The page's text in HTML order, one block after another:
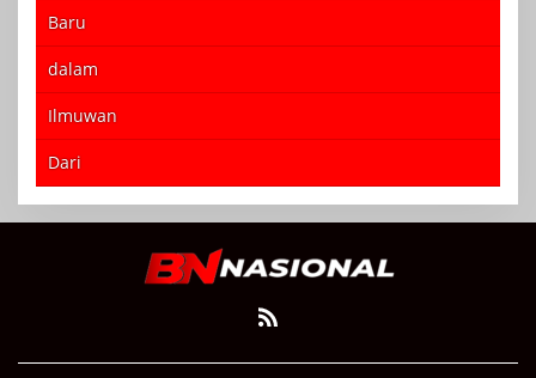
Baru
dalam
Ilmuwan
Dari